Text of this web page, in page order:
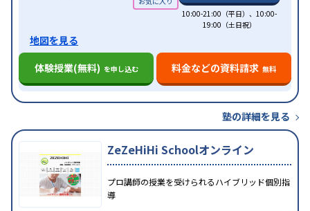
10:00-21:00（平日）、10:00-
19:00（土日祝）
地図を見る
体験授業(無料) を申し込む 料金などの資料請求 無料
塾の詳細を見る
ZeZeHiHi Schoolオンライン
プロ講師の授業を受けられるハイブリッド個別指
導